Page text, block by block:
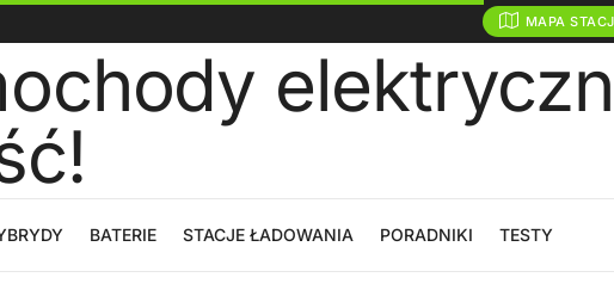
MAPA
BATERIE STACJE ŁADOWANIA PORADNIKI TESTY